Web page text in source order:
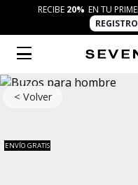
RECIBE 20% EN TU
< Volver
ENVÍO GRATIS